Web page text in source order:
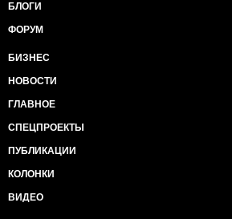
БЛОГИ
ФОРУМ
БИЗНЕС
НОВОСТИ
ГЛАВНОЕ
СПЕЦПРОЕКТЫ
ПУБЛИКАЦИИ
КОЛОНКИ
ВИДЕО